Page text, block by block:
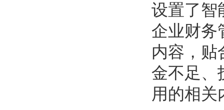
设置了智
企业财务
内容，贴
金不足、
用的相关